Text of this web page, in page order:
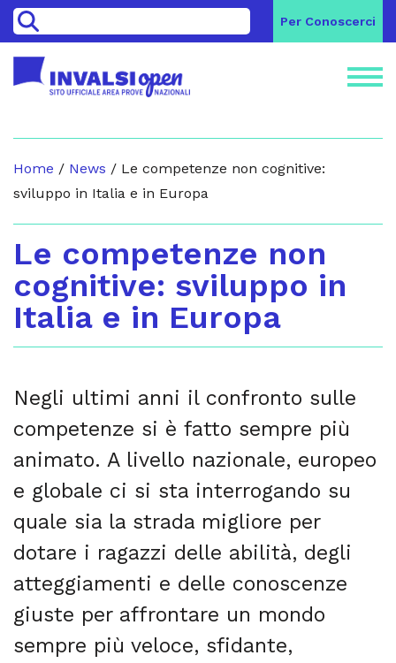
> Per Conoscerci
Home / News / Le competenze non cognitive:
sviluppo in Italia e in Europa
Le competenze non
cognitive: sviluppo in
Italia e in Europa
Negli ultimi anni il confronto sulle
competenze si è fatto sempre più
animato. A livello nazionale, europeo
e globale ci si sta interrogando su
quale sia la strada migliore per
dotare i ragazzi delle abilità, degli
atteggiamenti e delle conoscenze
giuste per affrontare un mondo
sempre più veloce, sfidante,